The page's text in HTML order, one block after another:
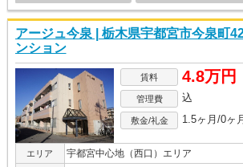
アージュ今泉 | 栃木県宇都宮市今泉町
ンション
賃料 4.8万円
管理費 込
敷金/礼金 1.5ヶ月/0ヶ
エリア 宇都宮中心地（西口）エリア